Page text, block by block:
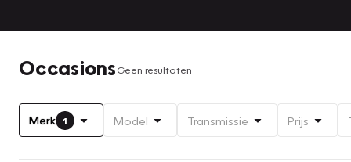
OccasionsGeen resultaten
Merk 1 Model Transmissie Prijs